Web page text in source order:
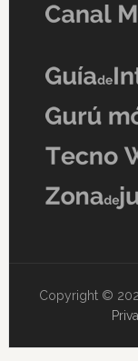
Copyright ©